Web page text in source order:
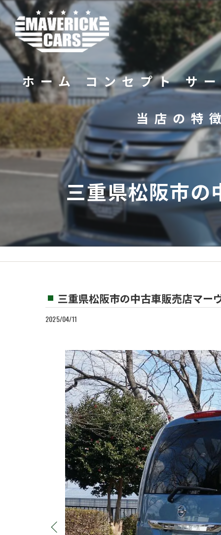
ホーム コンセプト サ
当店の特徴
バイク
販売
修理
カスタム
三重県松阪市の
三重県松阪市の中古車販売店マー
2025/04/11